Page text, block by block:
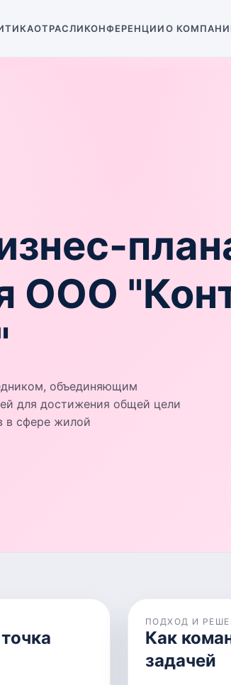
ОТРАСЛИКОНФЕРЕНЦИИО
ООО
объединяющим
для достижения общей цели
в сфере жилой
ПОДХОД И
Как
задачей